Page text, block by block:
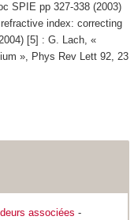
SPIE pp 327-338 (2003)
index: correcting
[5] : G. Lach, «
», Phys Rev Lett 92, 23
associées -